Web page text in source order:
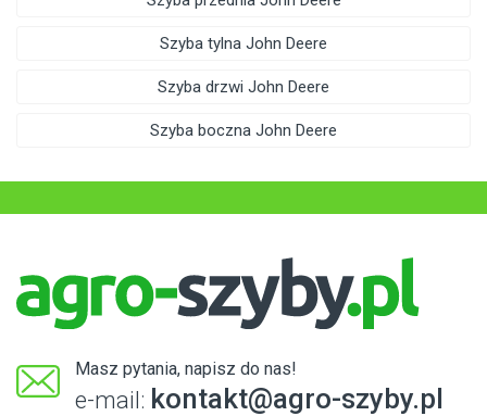
Szyba tylna John Deere
Szyba drzwi John Deere
Szyba boczna John Deere
Masz pytania, napisz do nas!
e-mail: kontakt@agro-szyby.pl